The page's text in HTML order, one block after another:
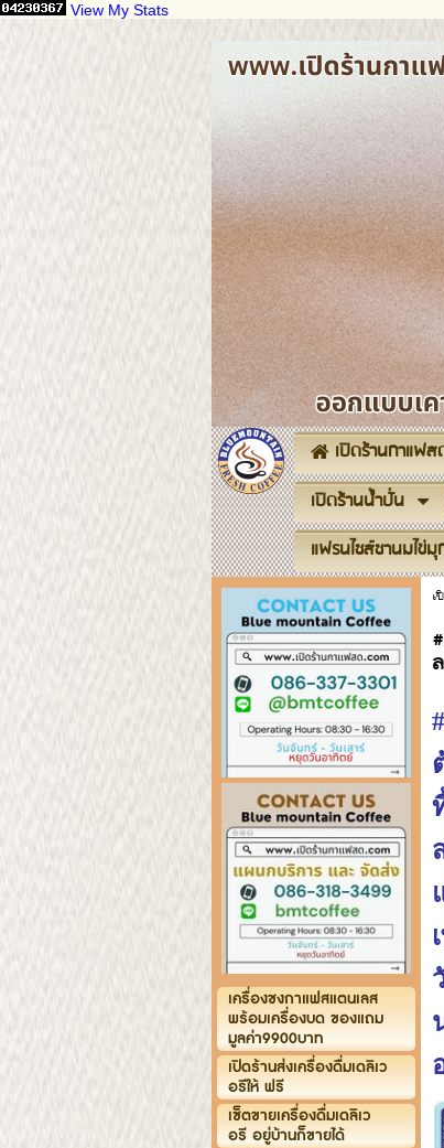
View My Stats
เปิดร้านกาแฟส
เปิดร้านน้ำปั่น
แฟรนไชส์ชานมไข่มุ
เครื่องชงกาแฟสแตนเลส
พร้อมเครื่องบด ของแถม
มูลค่า9900บาท
เปิดร้านส่งเครื่องดื่มเดลิเว
อรีให้ ฟรี
เซ็ตขายเครื่องดื่มเดลิเว
อรี อยู่บ้านก็ขายได้
เ